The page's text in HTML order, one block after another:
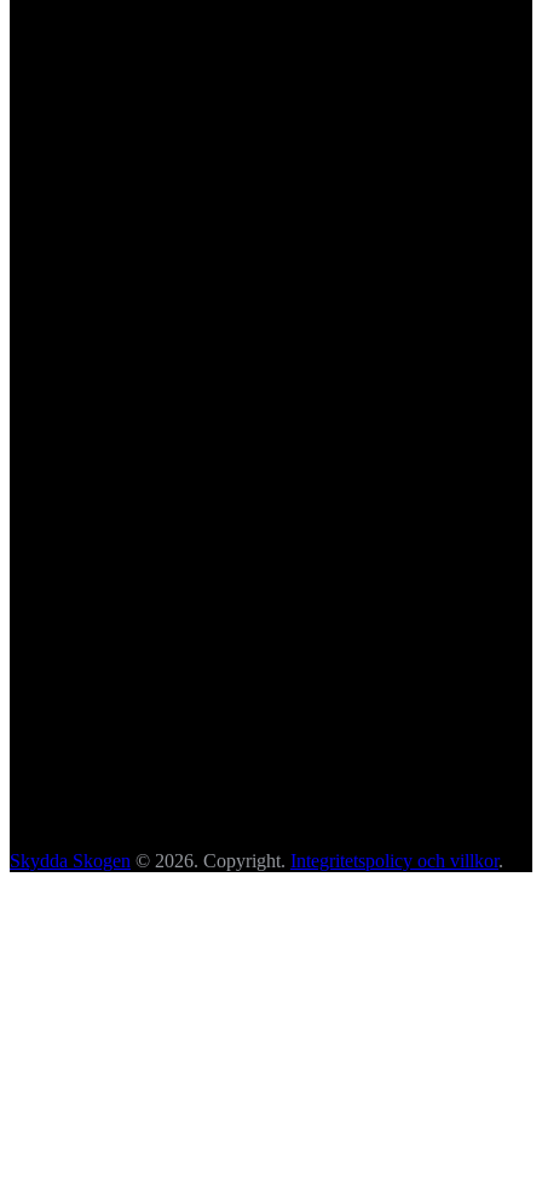
Skydda Skogen © 2026. Copyright. Integritetspolicy och villkor.